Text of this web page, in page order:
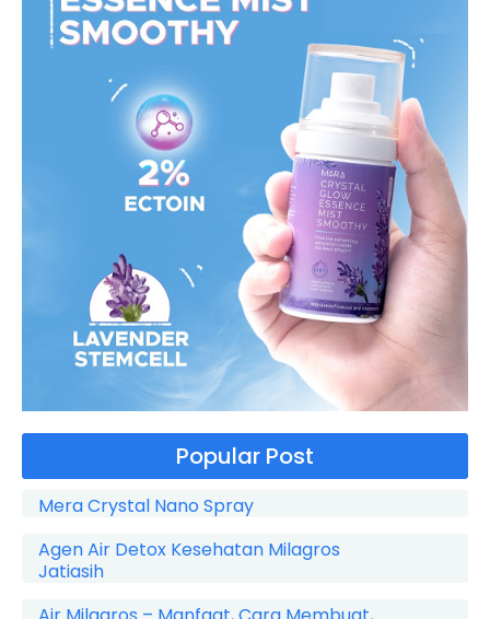
Popular Post
Mera Crystal Nano Spray
Agen Air Detox Kesehatan Milagros
Jatiasih